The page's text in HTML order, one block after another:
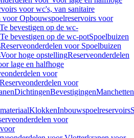
voor wc's, van sanitaire
voor Opbouwspoelreservoirs voor
Te bevestigen op de wc-
bevestigen op de wc-potSpoelbuizen
Reserveonderdelen voor Spoelbuizen
Voor hoge opstellingReserveonderdelen
lage en halfhoge
voor
Reserveonderdelen voor
DichtingenBevestigingenManchetten
KlokkenInbouwspoelreservoirs
voor